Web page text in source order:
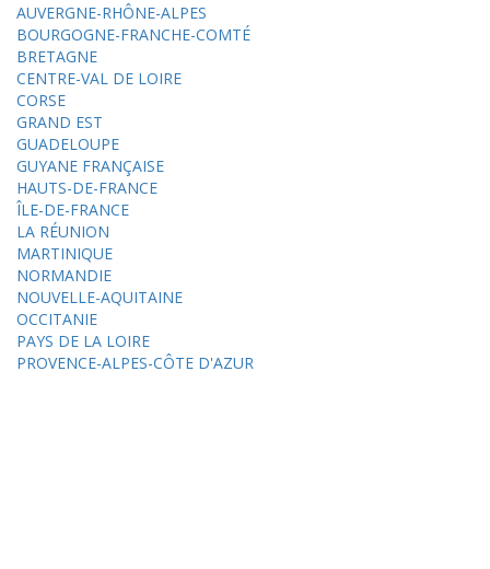
AUVERGNE-RHÔNE-ALPES
BOURGOGNE-FRANCHE-COMTÉ
BRETAGNE
CENTRE-VAL DE LOIRE
CORSE
GRAND EST
GUADELOUPE
GUYANE FRANÇAISE
HAUTS-DE-FRANCE
ÎLE-DE-FRANCE
LA RÉUNION
MARTINIQUE
NORMANDIE
NOUVELLE-AQUITAINE
OCCITANIE
PAYS DE LA LOIRE
PROVENCE-ALPES-CÔTE D'AZUR